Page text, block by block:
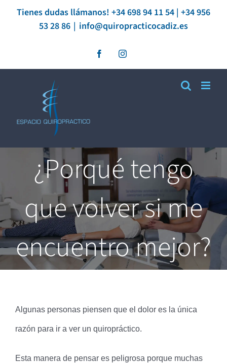
SaltarTienes dudas llámanos! +34 698 94 11 54 | +34 956
53 28 86 | info@quiropracticocadiz.es
FacebookInstagram
¿Porqué tengo
que volver si me
encuentro mejor?
Algunas personas piensen que el dolor es la única
razón para ir a ver un quiropráctico.
Esta manera de pensar es peligrosa porque muchas